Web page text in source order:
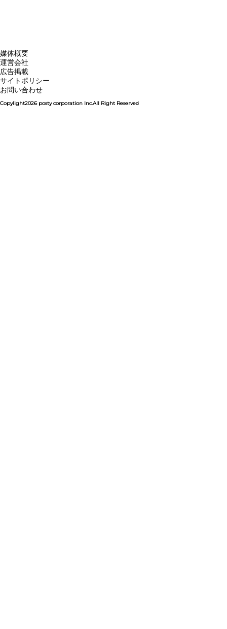
媒体概要
運営会社
広告掲載
サイトポリシー
お問い合わせ
Copylight2026 posty corporation Inc.All Right Reserved